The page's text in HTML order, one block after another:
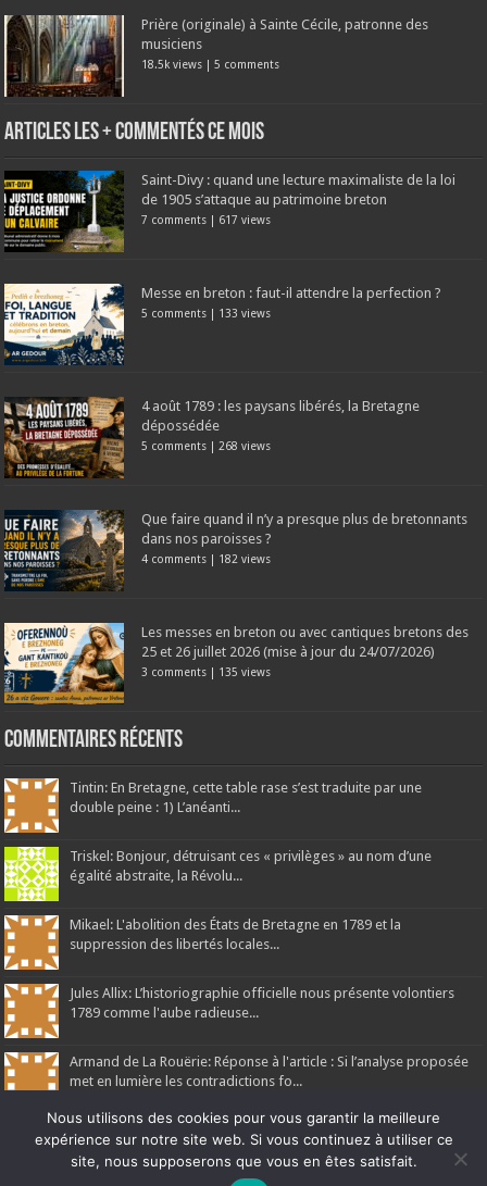
Prière (originale) à Sainte Cécile, patronne des
musiciens
18.5k views |5 comments
Articles les + commentés ce mois
Saint-Divy : quand une lecture maximaliste de la loi
de 1905 s’attaque au patrimoine breton
7 comments | 617 views
Messe en breton : faut-il attendre la perfection ?
5 comments | 133 views
4 août 1789 : les paysans libérés, la Bretagne
dépossédée
5 comments | 268 views
Que faire quand il n’y a presque plus de bretonnants
dans nos paroisses ?
4 comments | 182 views
Les messes en breton ou avec cantiques bretons des
25 et 26 juillet 2026 (mise à jour du 24/07/2026)
3 comments | 135 views
Commentaires récents
Tintin: En Bretagne, cette table rase s’est traduite par une
double peine : 1) L’anéanti...
Triskel: Bonjour, détruisant ces « privilèges » au nom d’une
égalité abstraite, la Révolu...
Mikael: L'abolition des États de Bretagne en 1789 et la
suppression des libertés locales...
Jules Allix: L’historiographie officielle nous présente volontiers
1789 comme l'aube radieuse...
Armand de La Rouërie: Réponse à l'article : Si l’analyse proposée
met en lumière les contradictions fo...
Nous utilisons des cookies pour vous garantir la meilleure
expérience sur notre site web. Si vous continuez à utiliser ce
site, nous supposerons que vous en êtes satisfait.